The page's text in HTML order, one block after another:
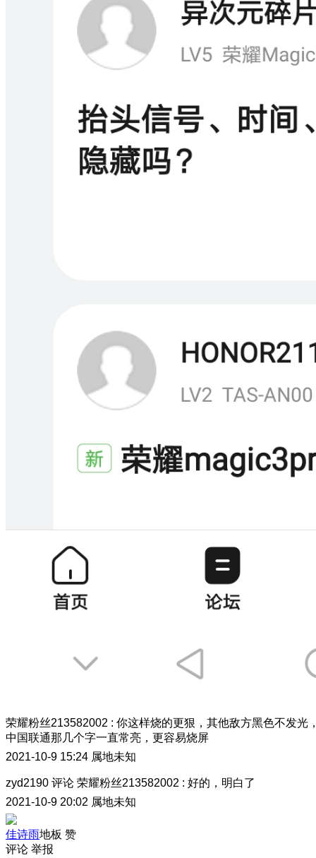
荣耀粉丝213582002 : 你这样烧的更狠，其他敌方黑色不发光
中国联通那几个字一直常亮，更容易烧屏
2021-10-9 15:24 属地未知
zyd2190 评论 荣耀粉丝213582002 : 好的，明白了
2021-10-9 20:02 属地未知
佳诗雨地板 赞
评论 举报